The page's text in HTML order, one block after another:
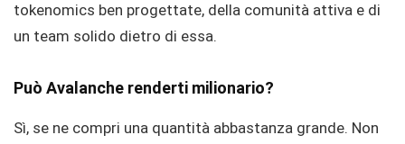
tokenomics ben progettate, della comunità attiva e di
un team solido dietro di essa.
Può Avalanche renderti milionario?
Sì, se ne compri una quantità abbastanza grande. Non